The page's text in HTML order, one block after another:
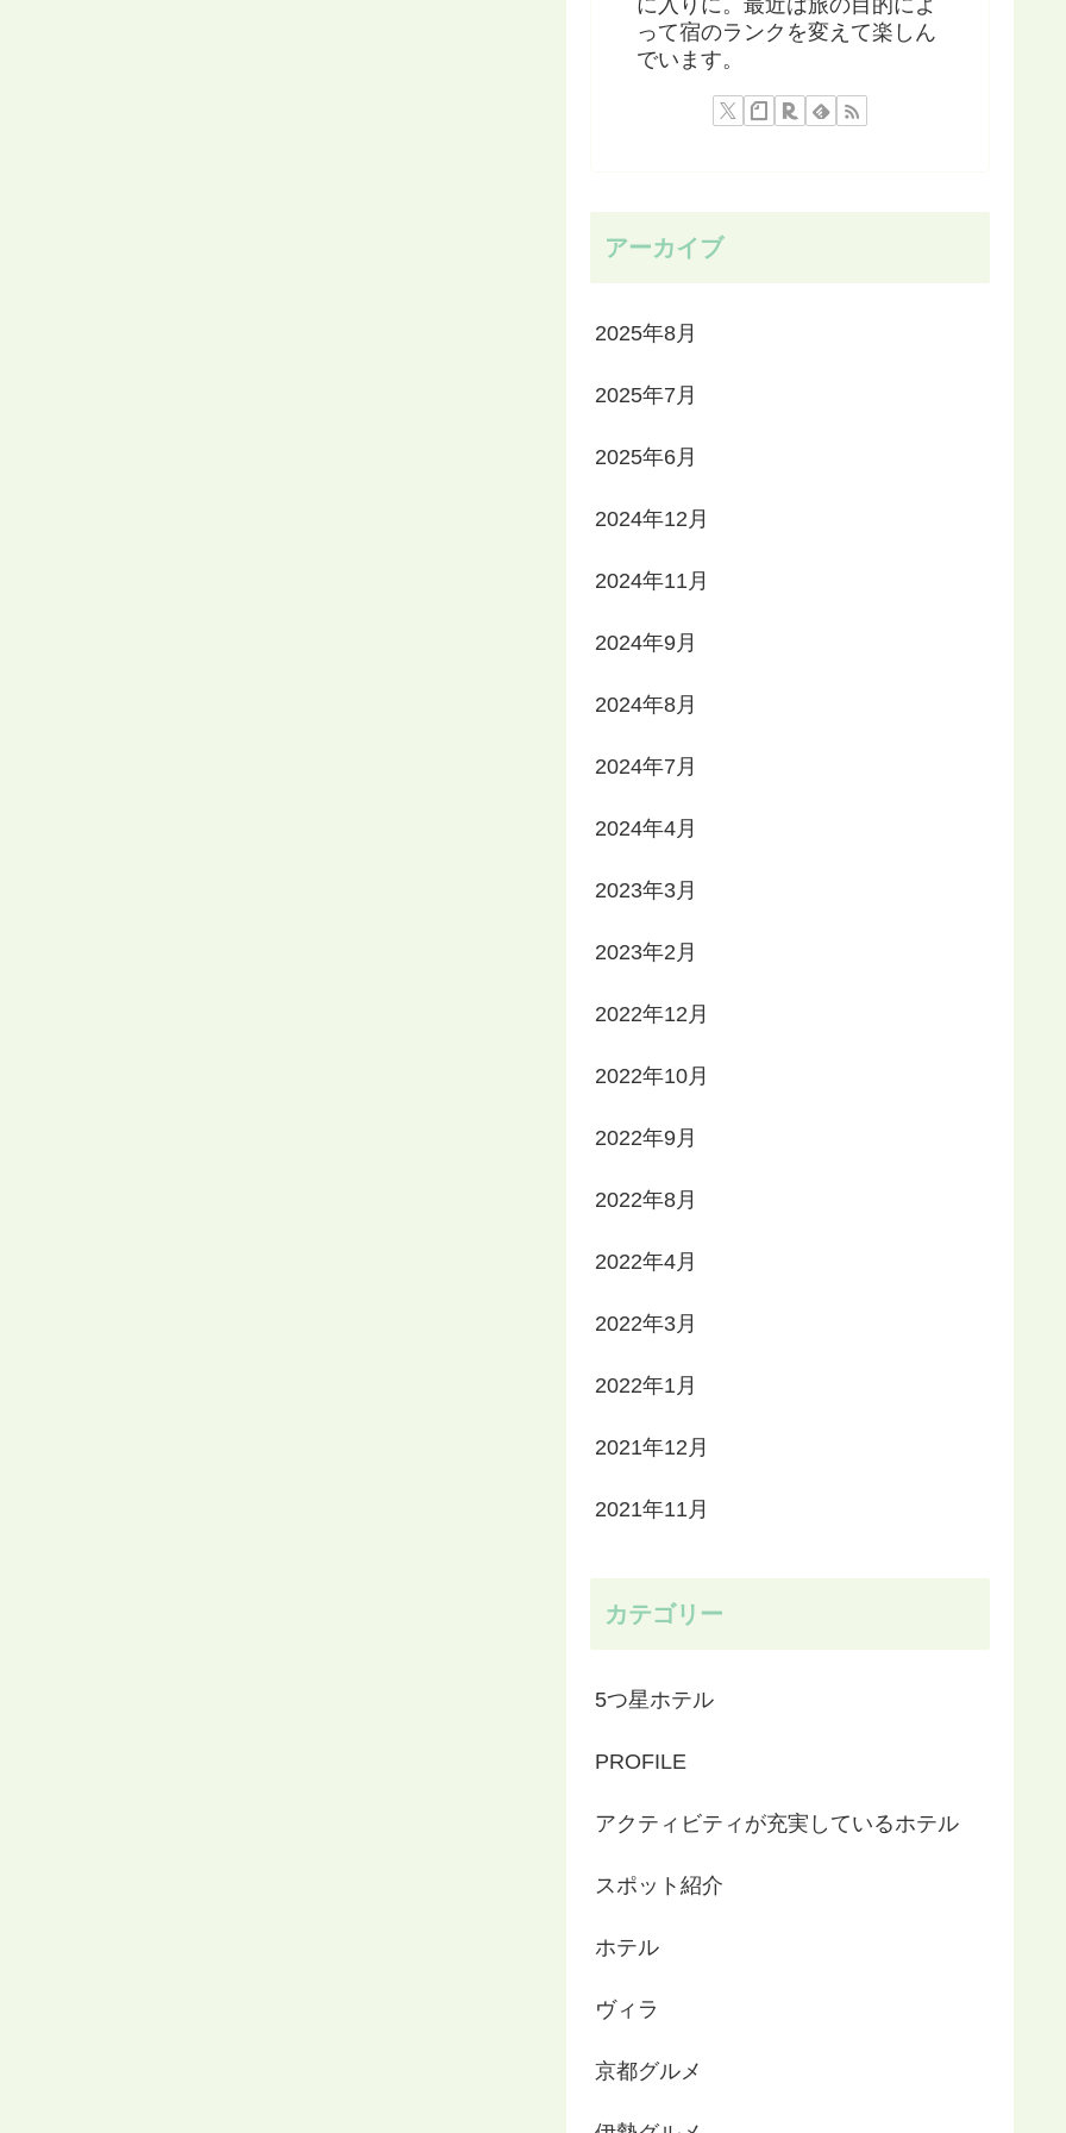
に入りに。最近は旅の目的によ
って宿のランクを変えて楽しん
でいます。
アーカイブ
2025年8月
2025年7月
2025年6月
2024年12月
2024年11月
2024年9月
2024年8月
2024年7月
2024年4月
2023年3月
2023年2月
2022年12月
2022年10月
2022年9月
2022年8月
2022年4月
2022年3月
2022年1月
2021年12月
2021年11月
カテゴリー
5つ星ホテル
PROFILE
アクティビティが充実しているホテル
スポット紹介
ホテル
ヴィラ
京都グルメ